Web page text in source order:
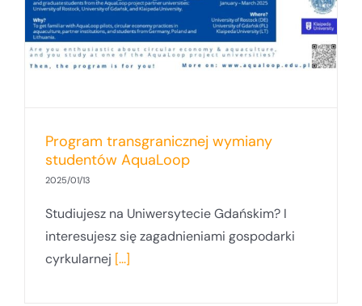
Program transgranicznej wymiany
studentów AquaLoop
2025/01/13
Studiujesz na Uniwersytecie Gdańskim? I
interesujesz się zagadnieniami gospodarki
cyrkularnej [...]